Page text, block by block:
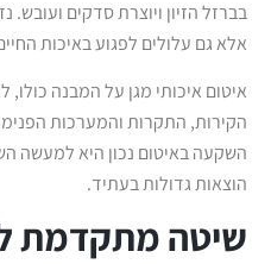
בברזל הזיון ויוצרת סדקים ועובש.
אלא גם עלולים לפגוע באיכות
איטום איכותי מגן על המבנה
הקירות, התקרות והמערכות
השקעה באיטום נכון היא למעשה
הוצאות גדולות בעתיד.
שיטה מתקדמת